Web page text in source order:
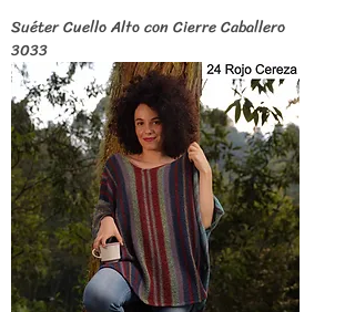
Suéter Cuello Alto con Cierre Caballero
3033